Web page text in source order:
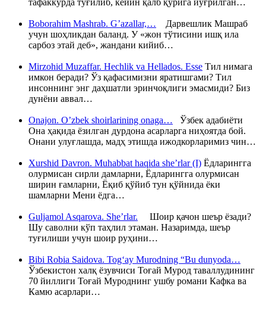
Boborahim Mashrab. G’azallar,… Дарвешлик Машраб
учун шоҳликдан баланд. У «жон тўтисини ишқ ила
сарбоз этай деб», жандани кийиб…
Mirzohid Muzaffar. Hechlik va Hellados. Esse Тил нимага
имкон беради? Ўз қафасимизни яратишгами? Тил
инсоннинг энг даҳшатли эринчоқлиги эмасмиди? Биз
дунёни аввал…
Onajon. O’zbek shoirlarining onaga… Ўзбек адабиёти
Она ҳақида ёзилган дурдона асарларга ниҳоятда бой.
Онани улуғлашда, мадҳ этишда ижодкорларимиз чин…
Xurshid Davron. Muhabbat haqida she’rlar (I) Ёдларингга
олурмисан сирли дамларни, Ёдларингга олурмисан
ширин ғамларни, Ёқиб қўйиб тун қўйнида ёки
шамларни Мени ёдга…
Guljamol Asqarova. She’rlar. Шоир қачон шеър ёзади?
Шу саволни кўп таҳлил этаман. Назаримда, шеър
туғилиши учун шоир руҳини…
Bibi Robia Saidova. Tog‘ay Murodning “Bu dunyoda…
Ўзбекистон халқ ёзувчиси Тоғай Мурод таваллудининг
70 йиллиги Тоғай Муроднинг ушбу романи Кафка ва
Камю асарлари…